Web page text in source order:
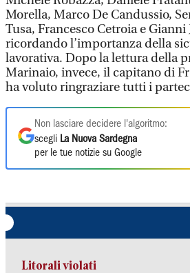
Morella, Marco De Candussio,
Tusa, Francesco Cetroia e Gianni
ricordando l’importanza della
lavorativa. Dopo la lettura della
Marinaio, invece, il capitano di
ha voluto ringraziare tutti i
Non lasciare decidere l'algoritmo:
scegli La Nuova Sardegna
per le tue notizie su Google
Litorali violati